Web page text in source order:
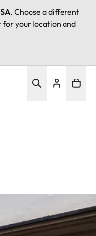
. Choose a different
your location and